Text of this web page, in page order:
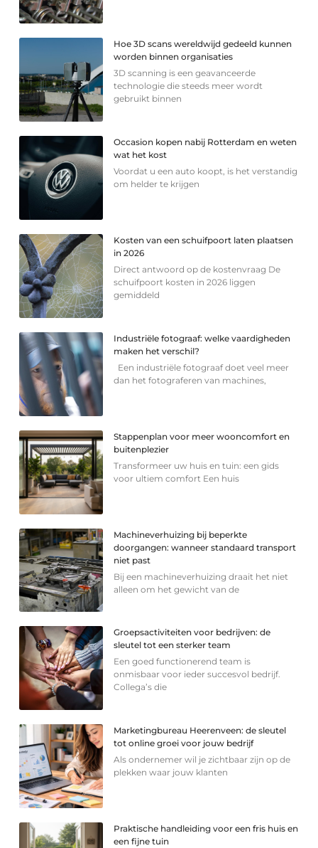
Hoe 3D scans wereldwijd gedeeld kunnen
worden binnen organisaties
3D scanning is een geavanceerde
technologie die steeds meer wordt
gebruikt binnen
Occasion kopen nabij Rotterdam en weten
wat het kost
Voordat u een auto koopt, is het verstandig
om helder te krijgen
Kosten van een schuifpoort laten plaatsen
in 2026
Direct antwoord op de kostenvraag De
schuifpoort kosten in 2026 liggen
gemiddeld
Industriële fotograaf: welke vaardigheden
maken het verschil?
Een industriële fotograaf doet veel meer
dan het fotograferen van machines,
Stappenplan voor meer wooncomfort en
buitenplezier
Transformeer uw huis en tuin: een gids
voor ultiem comfort Een huis
Machineverhuizing bij beperkte
doorgangen: wanneer standaard transport
niet past
Bij een machineverhuizing draait het niet
alleen om het gewicht van de
Groepsactiviteiten voor bedrijven: de
sleutel tot een sterker team
Een goed functionerend team is
onmisbaar voor ieder succesvol bedrijf.
Collega’s die
Marketingbureau Heerenveen: de sleutel
tot online groei voor jouw bedrijf
Als ondernemer wil je zichtbaar zijn op de
plekken waar jouw klanten
Praktische handleiding voor een fris huis en
een fijne tuin